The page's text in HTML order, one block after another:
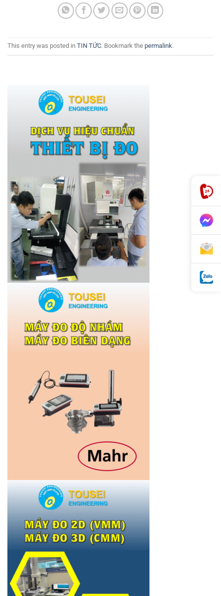
This entry was posted in TIN TỨC. Bookmark the permalink.